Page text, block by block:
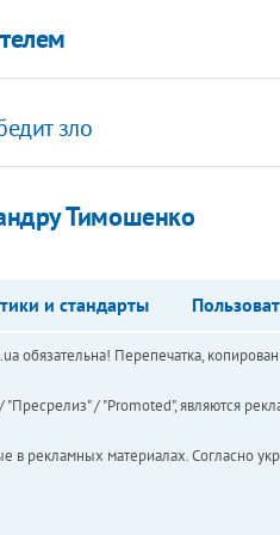
зло
Тимошенко
и стандарты
обязательна! Перепечатка,
/ "Promoted", являются
рекламных материалах. Согласно